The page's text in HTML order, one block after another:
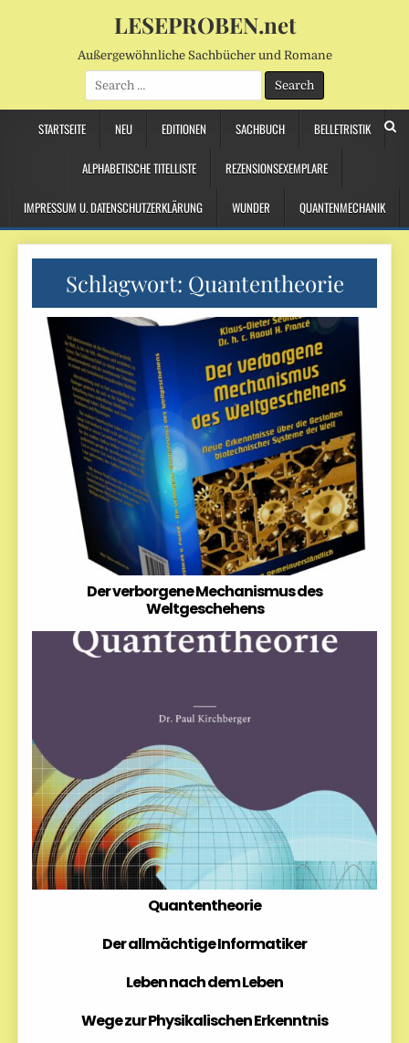
LESEPROBEN.net
Außergewöhnliche Sachbücher und Romane
Search
for:
STARTSEITE NEU EDITIONEN SACHBUCH BELLETRISTIK
ALPHABETISCHE TITELLISTE REZENSIONSEXEMPLARE
IMPRESSUM U. DATENSCHUTZERKLÄRUNG WUNDER QUANTENMECHANIK
Schlagwort: Quantentheorie
Der verborgene Mechanismus des
Weltgeschehens
Quantentheorie
Der allmächtige Informatiker
Leben nach dem Leben
Wege zur Physikalischen Erkenntnis